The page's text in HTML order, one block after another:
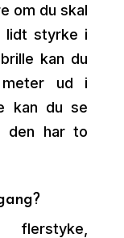
om du skal
lidt styrke i
kan du
ud i
kan du se
den har to